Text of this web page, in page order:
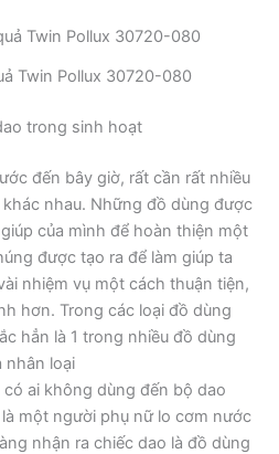
Twin Pollux 30720-080
trong sinh hoạt
đến bây giờ, rất cần rất nhiều
nhau. Những đồ dùng được
của mình để hoàn thiện một
được tạo ra để làm giúp ta
nhiệm vụ một cách thuận tiện,
hơn. Trong các loại đồ dùng
hẳn là 1 trong nhiều đồ dùng
nhân loại
ai không dùng đến bộ dao
một người phụ nữ lo cơm nước
nhận ra chiếc dao là đồ dùng